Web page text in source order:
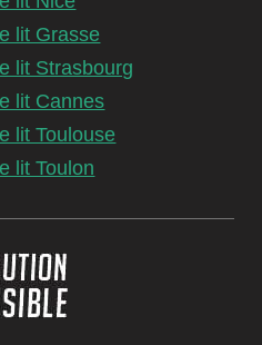
lit Grasse
lit Strasbourg
lit Cannes
lit Toulouse
lit Toulon